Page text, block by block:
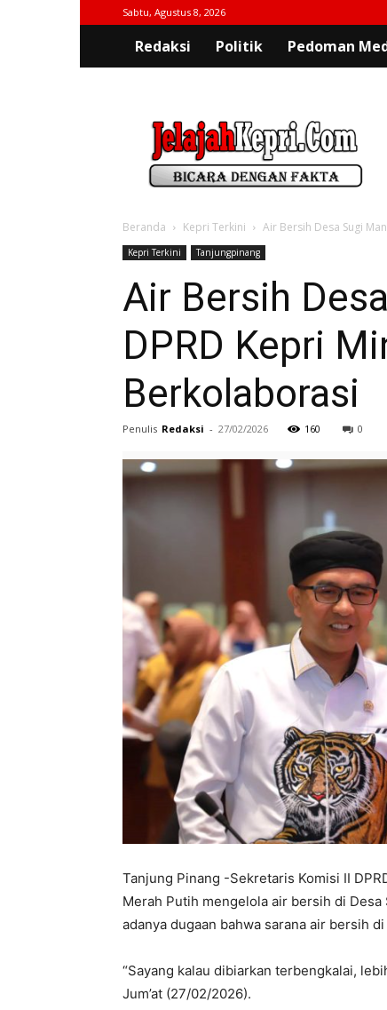
Sabtu, Agustus 8, 2026
Redaksi Politik Pedoman
Beranda Kepri Terkini Air Bersih Desa Sugi
Kepri Terkini Tanjungpinang
Air Bersih
DPRD Kepri
Berkolaborasi
Penulis Redaksi - 27/02/2026 160 0
Tanjung Pinang -Sekretaris Komisi II
Merah Putih mengelola air bersih di
adanya dugaan bahwa sarana air bersih
“Sayang kalau dibiarkan terbengkalai,
Jum’at (27/02/2026).